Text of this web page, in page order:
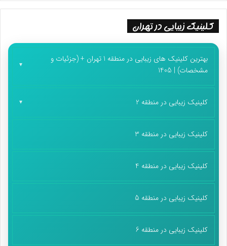
کلینیک زیبایی در تهران
بهترین کلینیک های زیبایی در منطقه 1 تهران + (جزئیات و
مشخصات) | 1405
کلینیک زیبایی در منطقه 2
کلینیک زیبایی در منطقه 3
کلینیک زیبایی در منطقه 4
کلینیک زیبایی در منطقه 5
کلینیک زیبایی در منطقه 6